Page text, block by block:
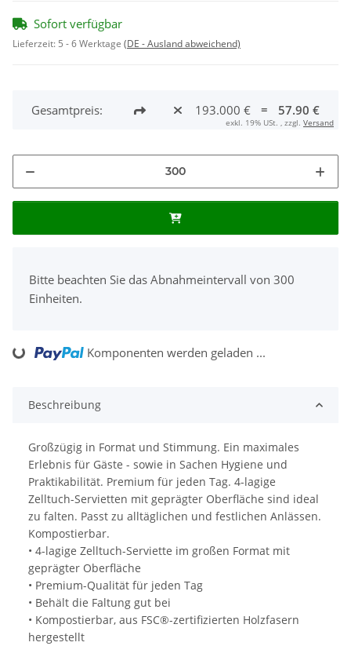
Sofort verfügbar
Lieferzeit: 5 - 6 Werktage (DE - Ausland abweichend)
Gesamtpreis: 193.000 € = 57.90 €
exkl. 19% USt. , zzgl. Versand
Bitte beachten Sie das Abnahmeintervall von 300
Einheiten.
Loading... Komponenten werden geladen ...
Beschreibung
Großzügig in Format und Stimmung. Ein maximales
Erlebnis für Gäste - sowie in Sachen Hygiene und
Praktikabilität. Premium für jeden Tag. 4-lagige
Zelltuch-Servietten mit geprägter Oberfläche sind ideal
zu falten. Passt zu alltäglichen und festlichen Anlässen.
Kompostierbar.
• 4-lagige Zelltuch-Serviette im großen Format mit
geprägter Oberfläche
• Premium-Qualität für jeden Tag
• Behält die Faltung gut bei
• Kompostierbar, aus FSC®-zertifizierten Holzfasern
hergestellt